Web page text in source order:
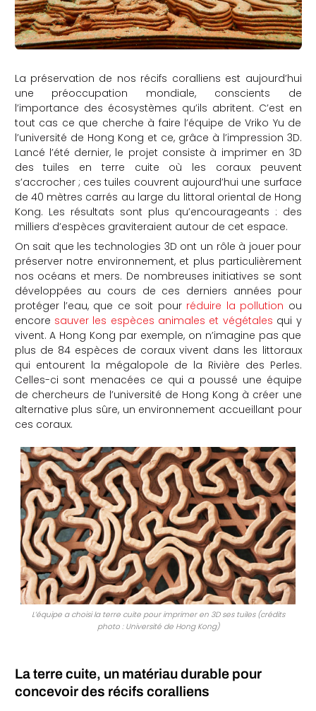
La préservation de nos récifs coralliens est aujourd’hui
une préoccupation mondiale, conscients de
l’importance des écosystèmes qu’ils abritent. C’est en
tout cas ce que cherche à faire l’équipe de Vriko Yu de
l’université de Hong Kong et ce, grâce à l’impression 3D.
Lancé l’été dernier, le projet consiste à imprimer en 3D
des tuiles en terre cuite où les coraux peuvent
s’accrocher ; ces tuiles couvrent aujourd’hui une surface
de 40 mètres carrés au large du littoral oriental de Hong
Kong. Les résultats sont plus qu’encourageants : des
milliers d’espèces graviteraient autour de cet espace.
On sait que les technologies 3D ont un rôle à jouer pour
préserver notre environnement, et plus particulièrement
nos océans et mers. De nombreuses initiatives se sont
développées au cours de ces derniers années pour
protéger l’eau, que ce soit pour réduire la pollution ou
encore sauver les espèces animales et végétales qui y
vivent. A Hong Kong par exemple, on n’imagine pas que
plus de 84 espèces de coraux vivent dans les littoraux
qui entourent la mégalopole de la Rivière des Perles.
Celles-ci sont menacées ce qui a poussé une équipe
de chercheurs de l’université de Hong Kong à créer une
alternative plus sûre, un environnement accueillant pour
ces coraux.
L’équipe a choisi la terre cuite pour imprimer en 3D ses tuiles (crédits
photo : Université de Hong Kong)
La terre cuite, un matériau durable pour
concevoir des récifs coralliens